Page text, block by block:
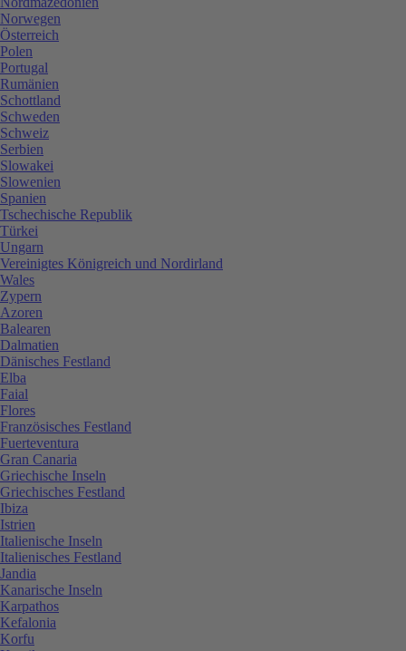
Norwegen
Österreich
Polen
Portugal
Rumänien
Schottland
Schweden
Schweiz
Serbien
Slowakei
Slowenien
Spanien
Tschechische Republik
Türkei
Ungarn
Vereinigtes Königreich und Nordirland
Wales
Zypern
Azoren
Balearen
Dalmatien
Dänisches Festland
Elba
Faial
Flores
Französisches Festland
Fuerteventura
Gran Canaria
Griechische Inseln
Griechisches Festland
Ibiza
Istrien
Italienische Inseln
Italienisches Festland
Jandia
Kanarische Inseln
Karpathos
Kefalonia
Korfu